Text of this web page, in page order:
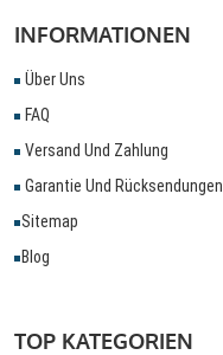
INFORMATIONEN
Über Uns
FAQ
Versand Und Zahlung
Garantie Und Rücksendungen
Sitemap
Blog
TOP KATEGORIEN